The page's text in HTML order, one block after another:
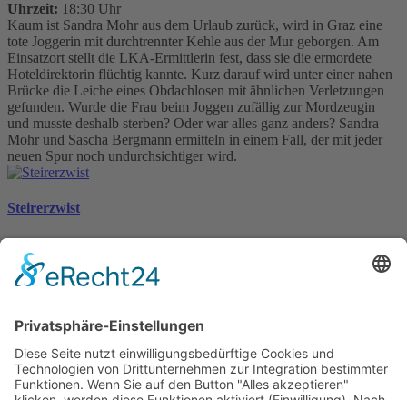
Uhrzeit: 18:30 Uhr
Kaum ist Sandra Mohr aus dem Urlaub zurück, wird in Graz eine
tote Joggerin mit durchtrennter Kehle aus der Mur geborgen. Am
Einsatzort stellt die LKA-Ermittlerin fest, dass sie die ermordete
Hoteldirektorin flüchtig kannte. Kurz darauf wird unter einer nahen
Brücke die Leiche eines Obdachlosen mit ähnlichen Verletzungen
gefunden. Wurde die Frau beim Joggen zufällig zur Mordzeugin
und musste deshalb sterben? Oder war alles ganz anders? Sandra
Mohr und Sascha Bergmann ermitteln in einem Fall, der mit jeder
neuen Spur noch undurchsichtiger wird.
Steirerzwist
Claudia Rossbacher
Tourismusstudium war sie Model, Werbetexterin und
Kreativdirektorin, bevor sie sich der Schriftstellerei zuwandte. Ihre
Steirerkrimis waren allesamt Bestseller in Österreich und dienen als
literarische Vorlagen für die erfolgreichen TV-Filme, die im ORF als
steirische »Landkrimis«, in der ARD als »Steirerkrimis« ausgestrahlt